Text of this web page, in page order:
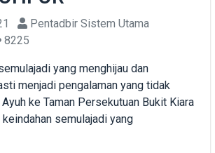
Pentadbir Sistem Utama
8225
yang menghijau dan
menjadi pengalaman yang tidak
ke Taman Persekutuan Bukit Kiara
semulajadi yang